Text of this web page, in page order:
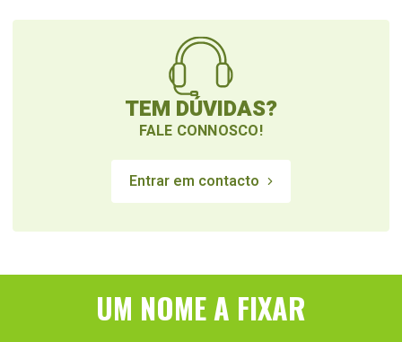
TEM DÚVIDAS?
FALE CONNOSCO!
Entrar em contacto
UM NOME A FIXAR